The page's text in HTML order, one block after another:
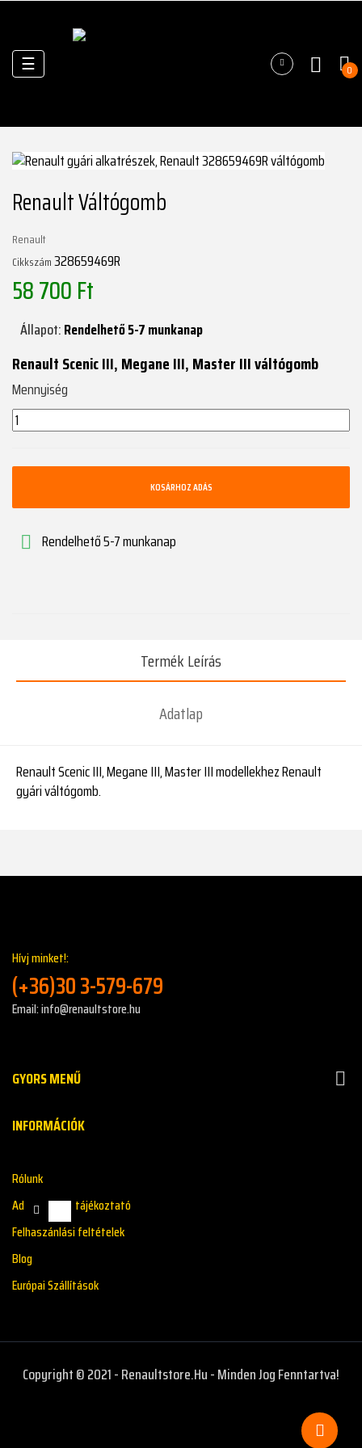
Váltás
a
☰ 0
Renault Váltógomb
Renault
Cikkszám328659469R
58 700 Ft
Állapot:Rendelhető 5-7 munkanap
Renault Scenic III, Megane III, Master III váltógomb
Mennyiség
KOSÁRHOZ ADÁS
 Rendelhető 5-7 munkanap
Termék Leírás
Adatlap
Renault Scenic III, Megane III, Master III modellekhez Renault
gyári váltógomb.
Hívj minket!:
(+36)30 3-579-679
Email: info@renaultstore.hu
GYORS MENŰ 
INFORMÁCIÓK
Rólunk
Adatkazelési tájékoztató
Felhaszánlási feltételek
Blog
Európai Szállítások
Copyright © 2021 - Renaultstore.hu - Minden Jog Fenntartva!